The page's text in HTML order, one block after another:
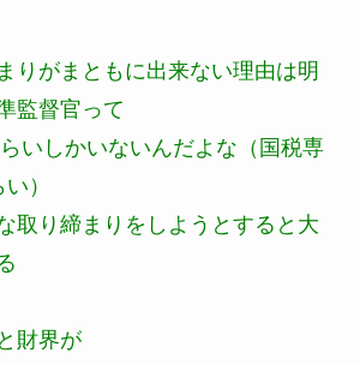
りがまともに出来ない理由は明
監督官って
いしかいないんだよな（国税専
）
取り締まりをしようとすると大
財界が